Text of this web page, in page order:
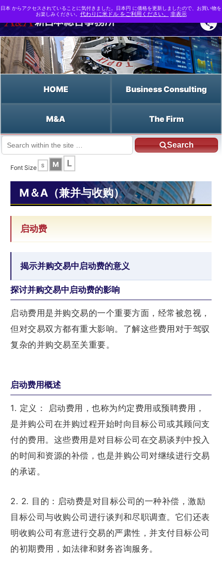
HOME Business Consulting
M&A The Firm
Search
Chinese HOME
Font Size
S M L
M＆A（兼并与收购）
启动费
揭示并购交易中启动费的意义
探讨并购交易中启动费的影响
启动费用是并购交易的一个重要方面，经常被忽视，
但对交易双方都有重大影响。了解这些费用对于驾驭
复杂的并购交易至关重要。
启动费用概述
1. 定义： 启动费用，也称为约定费用或预聘费用，
是并购公司在并购过程开始时向目标公司或其顾问支
付的费用。这些费用是对目标公司在交易谈判中投入
的时间和资源的补偿，也是并购公司对继续进行交易
的承诺。
2. 2. 目的：启动费是对目标公司的一种补偿，激励
目标公司与收购公司进行谈判和尽职调查。它们还表
明收购公司有意进行交易的严肃性，并支付目标公司
的初期费用，如法律和财务咨询服务。
日本 からアクセスされていることに気付きました。日本円 に価格を更新しましたので、お買い物を
お楽しみください。 代わりに米ドル をご利用ください。 非表示